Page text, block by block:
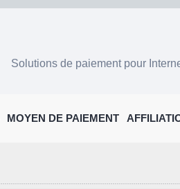
Solutions de paiement pour
MOYEN DE PAIEMENT